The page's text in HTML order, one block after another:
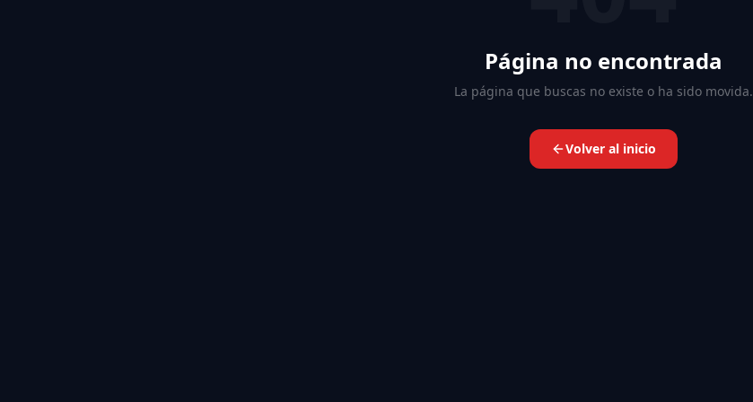
Página no encontrada
La página que buscas no existe o ha sido movida.
Volver al inicio